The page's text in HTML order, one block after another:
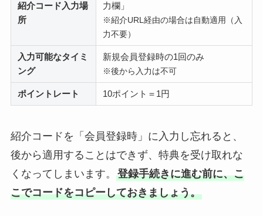
紹介コード入力場
所
力欄」
※紹介URL経由の場合は自動適用（入
力不要）
入力可能なタイミ
ング
新規会員登録時の1回のみ
※後から入力は不可
ポイントレート 10ポイント＝1円
紹介コードを「会員登録時」に入力し忘れると、
後から適用することはできず、特典を受け取れな
くなってしまいます。 登録手続きに進む前に、こ
こでコードをコピーしておきましょう。